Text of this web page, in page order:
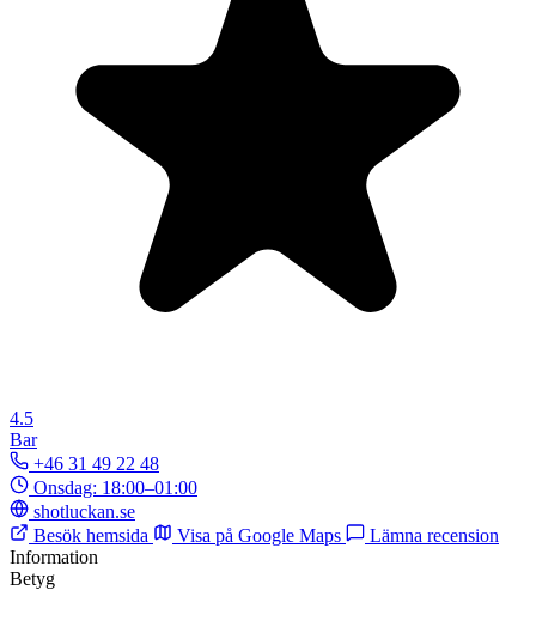
4.5
Bar
+46 31 49 22 48
Onsdag: 18:00–01:00
shotluckan.se
Besök hemsida
Visa på Google Maps
Lämna recension
Information
Betyg